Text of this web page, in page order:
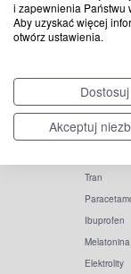
i zapewnienia Państwu
Aby uzyskać więcej
otwórz ustawienia.
Dostosuj
Akceptuj
Witamina D
Witamina C
Tran
Ibuprofen
Melatonina
Elektrolity